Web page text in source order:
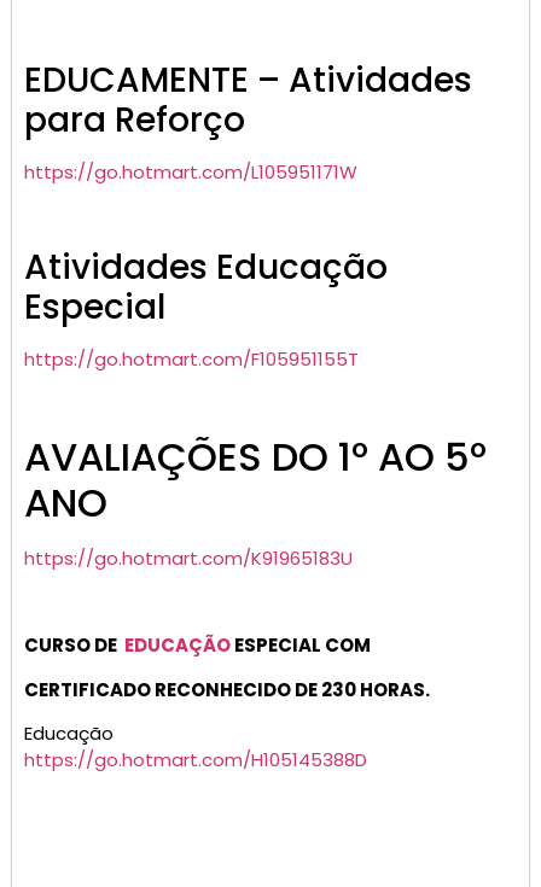
EDUCAMENTE – Atividades
para Reforço
https://go.hotmart.com/L105951171W
Atividades Educação
Especial
https://go.hotmart.com/F105951155T
AVALIAÇÕES DO 1º AO 5º
ANO
https://go.hotmart.com/K91965183U
CURSO DE EDUCAÇÃOESPECIAL COM
CERTIFICADO RECONHECIDO DE 230 HORAS.
Educação
https://go.hotmart.com/H105145388D